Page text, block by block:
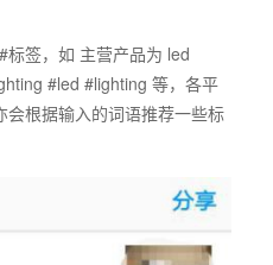
标签，如 主营产品为 led
#led #lighting 等，各平
根据输入的词语推荐一些标